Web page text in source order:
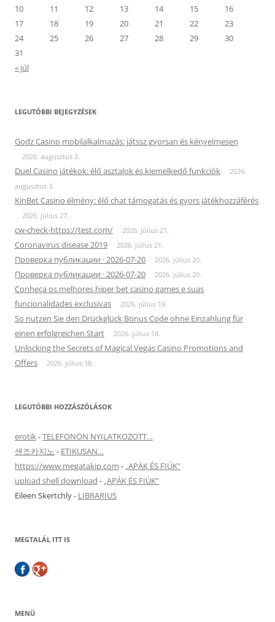
10
11 12 13 14 15
16
17
18 19 20 21 22
23
24
25 26 27 28 29
30
31
« júl
LEGUTÓBBI BEJEGYZÉSEK
Godz Casino mobilalkalmazás: játssz gyorsan és kényelmesen
2026. augusztus 3.
Duel Casino játékok: élő asztalok és kiemelkedő funkciók
2026.
augusztus 3.
KinBet Casino élmény: élő chat támogatás és gyors játékhozzáférés
2026. július 27.
cw-check-https://test.com/ 2026. július 21.
Coronavirus disease 2019 2026. július 21.
Проверка публикации · 2026-07-20 2026. július 20.
Проверка публикации · 2026-07-20 2026. július 20.
Conheça os melhores hiper bet casino games e suas
funcionalidades exclusivas
2026. július 19.
So nutzen Sie den Drückglück Bonus Code ohne Einzahlung für
einen erfolgreichen Start
2026. július 18.
Unlocking the Secrets of Magical Vegas Casino Promotions and
Offers
2026. július 18.
LEGUTÓBBI HOZZÁSZÓLÁSOK
erotik-TELEFONON NYILATKOZOTT…
샌즈카지노 - ETIKUSAN…
https://www.megatakip.com - „APÁK ÉS FIÚK”
upload shell download - „APÁK ÉS FIÚK”
Eileen Skertchly- LIBRARIUS
MEGTALÁL ITT IS
MENÜ